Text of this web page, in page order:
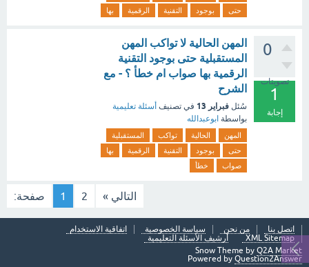
حتى
بوجود التقنية الرقمية بها
0
تصويتات
1
إجابة
المهن الحالية لا تواكب المهن
المستقبلية حتى بوجود التقنية
الرقمية بها صواب ام خطأ ؟ - مع
الشرح
سُئل فبراير 13 في تصنيف أسئلة تعليمية
بواسطة ابوعبدالله
المهن الحالية تواكب
المستقبلية
حتى
بوجود التقنية الرقمية
بها
صواب
خطأ
صفحة: 1 2 التالي »
اتصل بنا من نحن سياسة الخصوصية
اتفاقية الاستخدام
XML Sitemap
أرشيف الأسئلة التعليمية
Snow Theme by Q2A Market
Powered by Question2Answer